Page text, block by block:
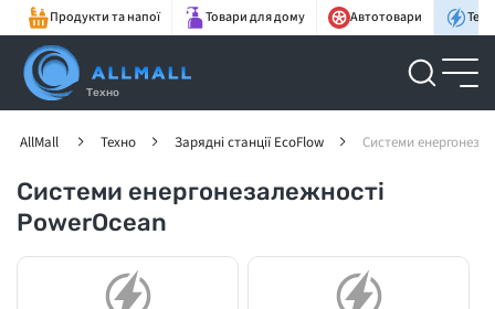
Продукти та напої Товари для дому Автотовари
Техно
AllMall Техно Зарядні станції EcoFlow Системи
Системи енергонезалежності
PowerOcean